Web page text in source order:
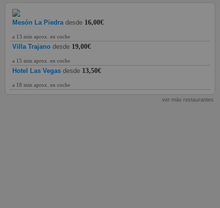
Mesón La Piedra desde 16,00€
a 13 min aprox. en coche
Villa Trajano desde 19,00€
a 15 min aprox. en coche
Hotel Las Vegas desde 13,50€
a 18 min aprox. en coche
ver más restaurantes